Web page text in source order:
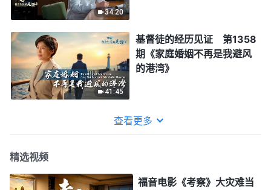
34:20
41:45
基督徒的经历见证 第1358
期《家庭婚姻不再是我避风
的港湾》
查看更多
精选视频
福音电影《考察》大灾难当